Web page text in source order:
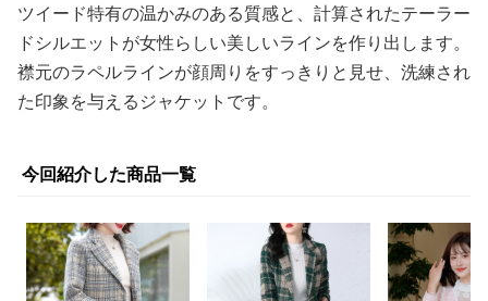
ツイード特有の温かみのある質感と、計算されたテーラー
ドシルエットが女性らしい美しいラインを作り出します。
襟元のラペルラインが顔周りをすっきりと見せ、洗練され
た印象を与えるジャケットです。
今回紹介した商品一覧